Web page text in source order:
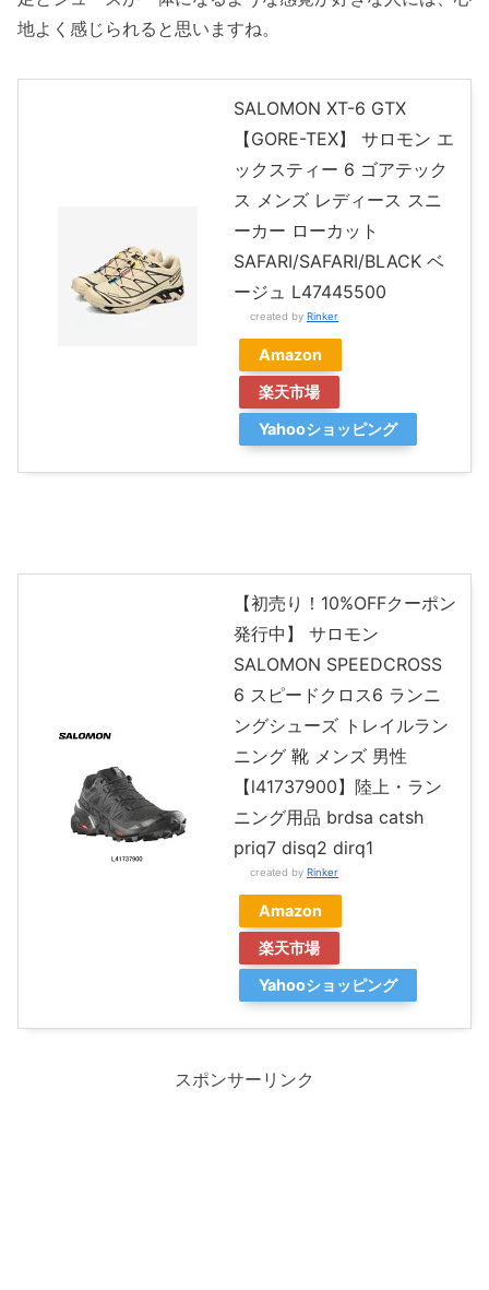
地よく感じられると思いますね。
SALOMON XT-6 GTX
【GORE-TEX】 サロモン エ
ックスティー 6 ゴアテック
ス メンズ レディース スニ
ーカー ローカット
SAFARI/SAFARI/BLACK ベ
ージュ L47445500
created by Rinker
Amazon
楽天市場
Yahooショッピング
【初売り！10%OFFクーポン
発行中】 サロモン
SALOMON SPEEDCROSS
6 スピードクロス6 ランニ
ングシューズ トレイルラン
ニング 靴 メンズ 男性
【l41737900】陸上・ラン
ニング用品 brdsa catsh
priq7 disq2 dirq1
created by Rinker
Amazon
楽天市場
Yahooショッピング
スポンサーリンク